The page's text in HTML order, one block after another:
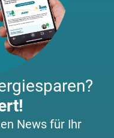
News für Ihr